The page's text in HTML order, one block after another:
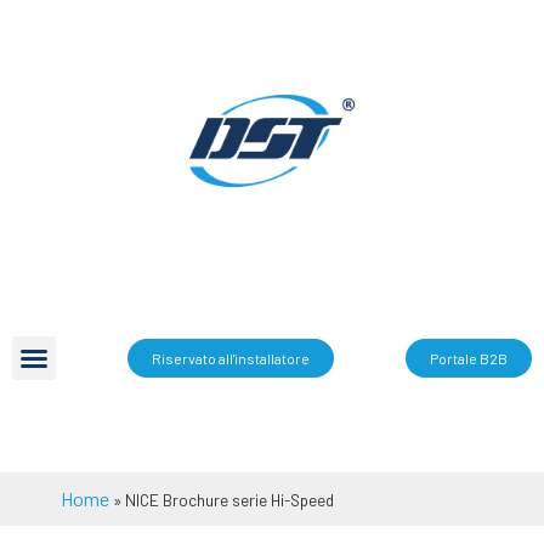
Riservato all'installatore Portale B2B
Home » NICE Brochure serie Hi-Speed